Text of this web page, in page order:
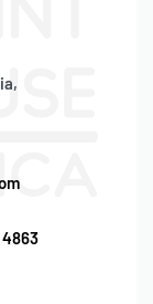
4863